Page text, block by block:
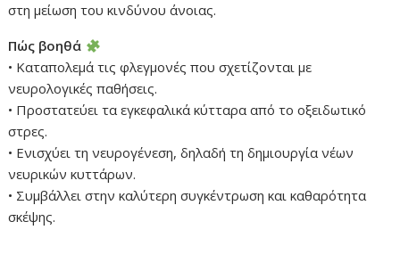
στη μείωση του κινδύνου άνοιας.
Πώς βοηθά
• Καταπολεμά τις φλεγμονές που σχετίζονται με
νευρολογικές παθήσεις.
• Προστατεύει τα εγκεφαλικά κύτταρα από το οξειδωτικό
στρες.
• Ενισχύει τη νευρογένεση, δηλαδή τη δημιουργία νέων
νευρικών κυττάρων.
• Συμβάλλει στην καλύτερη συγκέντρωση και καθαρότητα
σκέψης.